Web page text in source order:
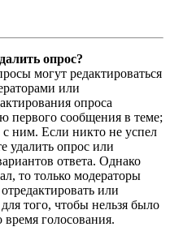
опрос?
могут редактироваться
или
опроса
первого сообщения в теме;
с ним. Если никто не успел
удалить опрос или
ответа. Однако
то только модераторы
или
того, чтобы нельзя было
время голосования.